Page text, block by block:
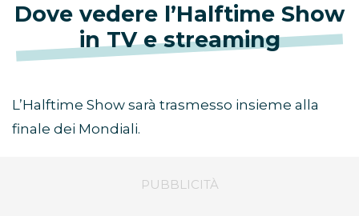
Dove vedere l’Halftime Show
in TV e streaming
L’Halftime Show sarà trasmesso insieme alla
finale dei Mondiali.